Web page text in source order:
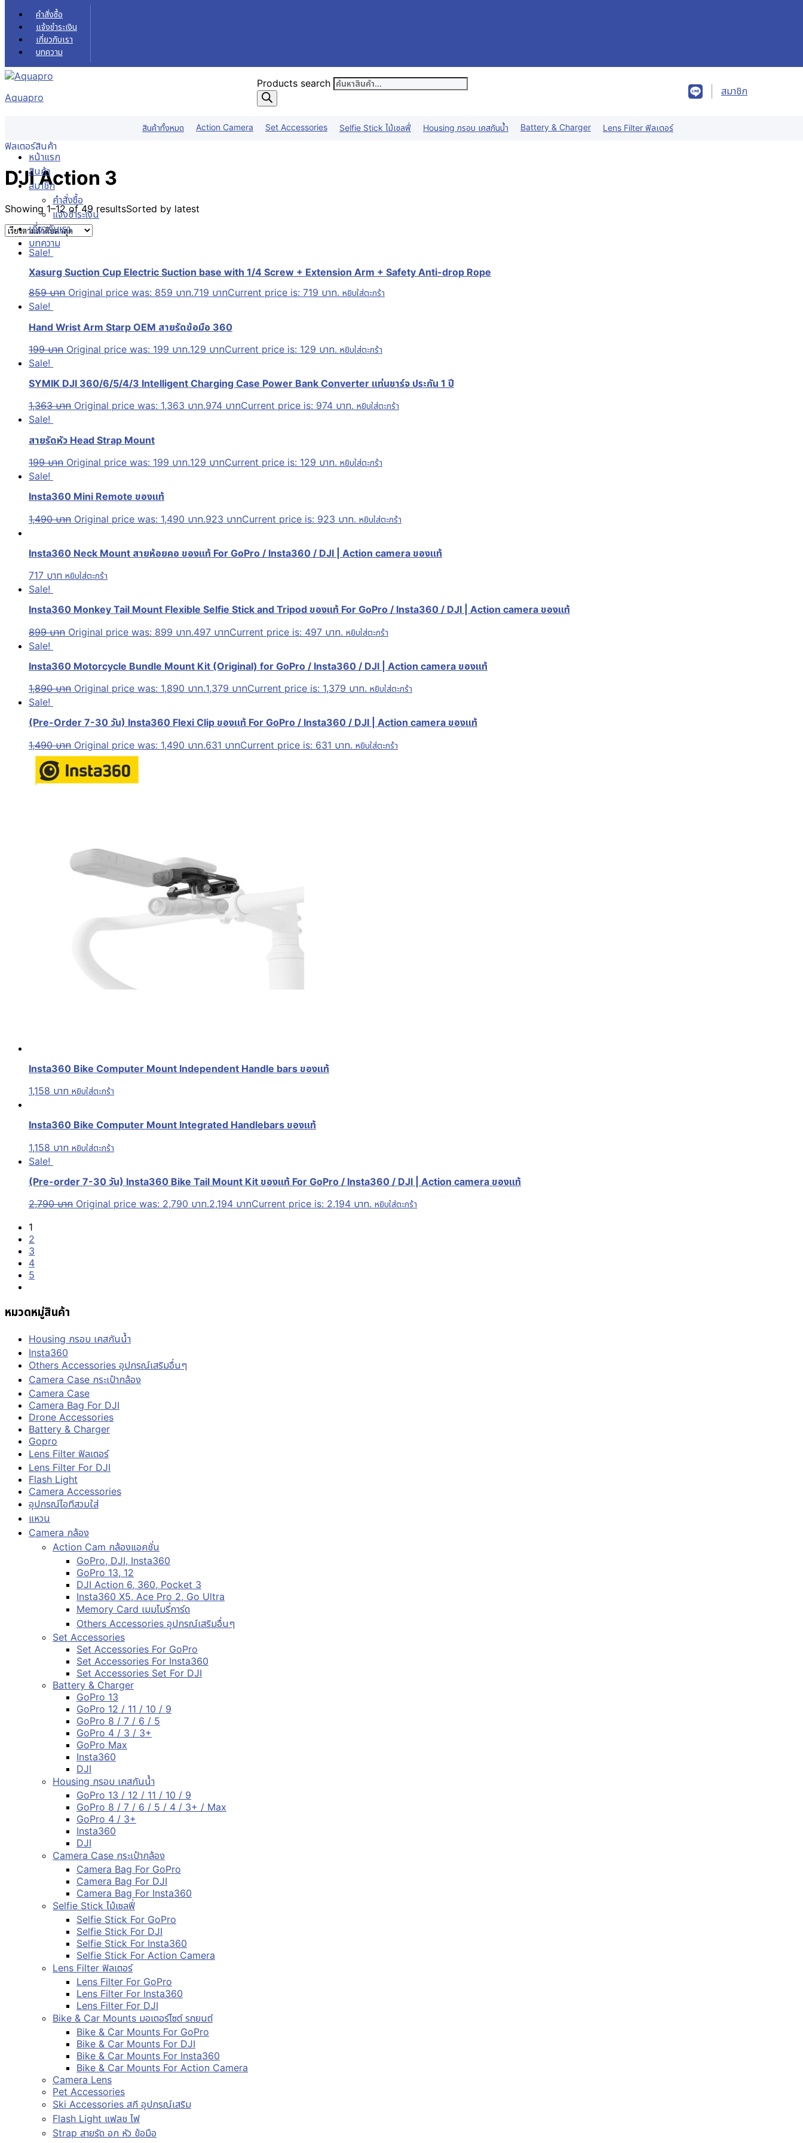
Skip to content
คำสั่งซื้อ
แจ้งชำระเงิน
เกี่ยวกับเรา
บทความ
Aquapro
Products search
สมาชิก
สินค้าทั้งหมด Action Camera Set Accessories Selfie Stick ไม้เซลฟี่ Housing กรอบ เคสกันน้ำ Battery & Charger Lens Filter ฟิลเตอร์
หน้าแรก
สินค้า
สมาชิก
คำสั่งซื้อ
แจ้งชำระเงิน
เกี่ยวกับเรา
บทความ
ฟิลเตอร์สินค้า
DJI Action 3
Showing 1–12 of 49 resultsSorted by latest
Sale!
Xasurg Suction Cup Electric Suction base with 1/4 Screw + Extension Arm + Safety Anti-drop Rope
859บาท Original price was: 859 บาท.719 บาทCurrent price is: 719 บาท. หยิบใส่ตะกร้า
Sale!
Hand Wrist Arm Starp OEM สายรัดข้อมือ 360
199บาท Original price was: 199 บาท.129 บาทCurrent price is: 129 บาท. หยิบใส่ตะกร้า
Sale!
SYMIK DJI 360/6/5/4/3 Intelligent Charging Case Power Bank Converter แท่นชาร์จ ประกัน 1 ปี
1,363บาท Original price was: 1,363 บาท.974 บาทCurrent price is: 974 บาท. หยิบใส่ตะกร้า
Sale!
สายรัดหัว Head Strap Mount
199บาท Original price was: 199 บาท.129 บาทCurrent price is: 129 บาท. หยิบใส่ตะกร้า
Sale!
Insta360 Mini Remote ของแท้
1,490บาท Original price was: 1,490 บาท.923 บาทCurrent price is: 923 บาท. หยิบใส่ตะกร้า
Insta360 Neck Mount สายห้อยคอ ของแท้ For GoPro / Insta360 / DJI | Action camera ของแท้
717 บาท หยิบใส่ตะกร้า
Sale!
Insta360 Monkey Tail Mount Flexible Selfie Stick and Tripod ของแท้ For GoPro / Insta360 / DJI | Action camera ของแท้
899บาท Original price was: 899 บาท.497 บาทCurrent price is: 497 บาท. หยิบใส่ตะกร้า
Sale!
Insta360 Motorcycle Bundle Mount Kit (Original) for GoPro / Insta360 / DJI | Action camera ของแท้
1,890บาท Original price was: 1,890 บาท.1,379 บาทCurrent price is: 1,379 บาท. หยิบใส่ตะกร้า
Sale!
(Pre-Order 7-30 วัน) Insta360 Flexi Clip ของแท้ For GoPro / Insta360 / DJI | Action camera ของแท้
1,490บาท Original price was: 1,490 บาท.631 บาทCurrent price is: 631 บาท. หยิบใส่ตะกร้า
Insta360 Bike Computer Mount Independent Handle bars ของแท้
1,158 บาท หยิบใส่ตะกร้า
Insta360 Bike Computer Mount Integrated Handlebars ของแท้
1,158 บาท หยิบใส่ตะกร้า
Sale!
(Pre-order 7-30 วัน) Insta360 Bike Tail Mount Kit ของแท้ For GoPro / Insta360 / DJI | Action camera ของแท้
2,790บาท Original price was: 2,790 บาท.2,194 บาทCurrent price is: 2,194 บาท. หยิบใส่ตะกร้า
1
2
3
4
5
หมวดหมู่สินค้า
Housing กรอบ เคสกันน้ำ
Insta360
Others Accessories อุปกรณ์เสริมอื่นๆ
Camera Case กระเป๋ากล้อง
Camera Case
Camera Bag For DJI
Drone Accessories
Battery & Charger
Gopro
Lens Filter ฟิลเตอร์
Lens Filter For DJI
Flash Light
Camera Accessories
อุปกรณ์ไอทีสวมใส่
แหวน
Camera กล้อง
Action Cam กล้องแอคชั่น
GoPro, DJI, Insta360
GoPro 13, 12
DJI Action 6, 360, Pocket 3
Insta360 X5, Ace Pro 2, Go Ultra
Memory Card เมมโมรี่การ์ด
Others Accessories อุปกรณ์เสริมอื่นๆ
Set Accessories
Set Accessories For GoPro
Set Accessories For Insta360
Set Accessories Set For DJI
Battery & Charger
GoPro 13
GoPro 12 / 11 / 10 / 9
GoPro 8 / 7 / 6 / 5
GoPro 4 / 3 / 3+
GoPro Max
Insta360
DJI
Housing กรอบ เคสกันน้ำ
GoPro 13 / 12 / 11 / 10 / 9
GoPro 8 / 7 / 6 / 5 / 4 / 3+ / Max
GoPro 4 / 3+
Insta360
DJI
Camera Case กระเป๋ากล้อง
Camera Bag For GoPro
Camera Bag For DJI
Camera Bag For Insta360
Selfie Stick ไม้เซลฟี่
Selfie Stick For GoPro
Selfie Stick For DJI
Selfie Stick For Insta360
Selfie Stick For Action Camera
Lens Filter ฟิลเตอร์
Lens Filter For GoPro
Lens Filter For Insta360
Lens Filter For DJI
Bike & Car Mounts มอเตอร์ไซต์ รถยนต์
Bike & Car Mounts For GoPro
Bike & Car Mounts For DJI
Bike & Car Mounts For Insta360
Bike & Car Mounts For Action Camera
Camera Lens
Pet Accessories
Ski Accessories สกี อุปกรณ์เสริม
Flash Light แฟลช ไฟ
Strap สายรัด อก หัว ข้อมือ